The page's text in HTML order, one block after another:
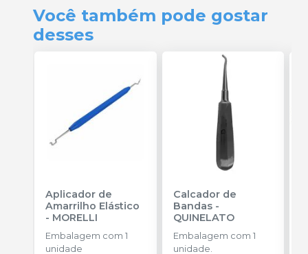
Você também pode gostar
desses
Aplicador de
Amarrilho Elástico
- MORELLI
Embalagem com 1
unidade
Calcador de
Bandas-
QUINELATO
Embalagem com 1
unidade.